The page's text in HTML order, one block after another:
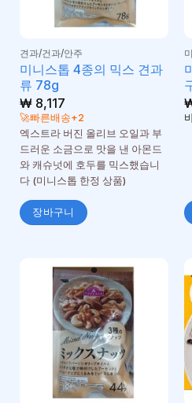
견과/건과/안주
미니스톱 4종의 믹스 견과
류 78g
₩8,117
🚀빠른배송+2
엑스트라 버진 올리브 오일과 부
드러운 소금으로 맛을 낸 아몬드
와 캐슈넛에 호두를 믹스했습니
다 (미니스톱 한정 상품)
장바구니